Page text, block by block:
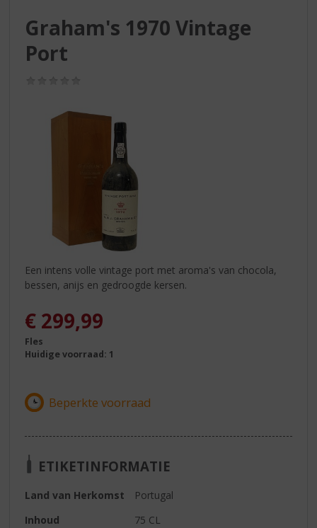
Graham's 1970 Vintage
Port
Een intens volle vintage port met aroma's van chocola,
bessen, anijs en gedroogde kersen.
€ 299,99
Fles
Huidige voorraad: 1
ETIKETINFORMATIE
Land van Herkomst
Portugal
Inhoud
75 CL